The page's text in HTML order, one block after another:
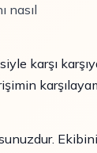
nasıl
karşı